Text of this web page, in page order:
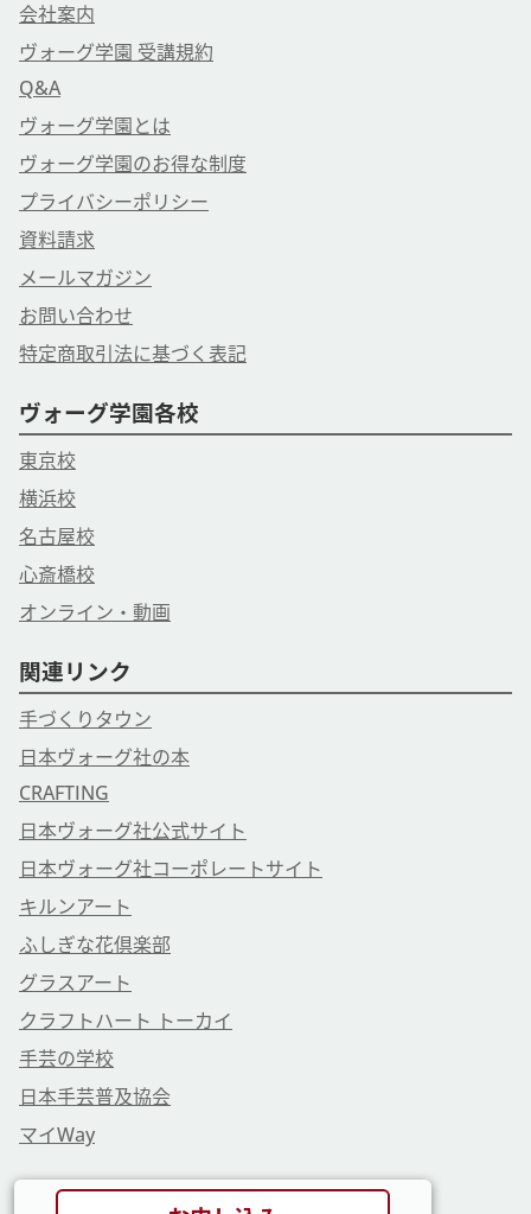
会社案内
ヴォーグ学園 受講規約
Q&A
ヴォーグ学園とは
ヴォーグ学園のお得な制度
プライバシーポリシー
資料請求
メールマガジン
お問い合わせ
特定商取引法に基づく表記
ヴォーグ学園各校
東京校
横浜校
名古屋校
心斎橋校
オンライン・動画
関連リンク
手づくりタウン
日本ヴォーグ社の本
CRAFTING
日本ヴォーグ社公式サイト
日本ヴォーグ社コーポレートサイト
キルンアート
ふしぎな花倶楽部
グラスアート
クラフトハート トーカイ
手芸の学校
日本手芸普及協会
マイWay